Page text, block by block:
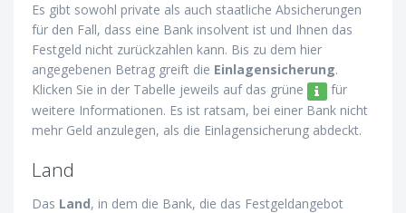
Es gibt sowohl private als auch staatliche Absicherungen
für den Fall, dass eine Bank insolvent ist und Ihnen das
Festgeld nicht zurückzahlen kann. Bis zu dem hier
angegebenen Betrag greift die Einlagensicherung.
Klicken Sie in der Tabelle jeweils auf das grüne
für
weitere Informationen. Es ist ratsam, bei einer Bank nicht
mehr Geld anzulegen, als die Einlagensicherung abdeckt.
Land
Das Land, in dem die Bank, die das Festgeldangebot